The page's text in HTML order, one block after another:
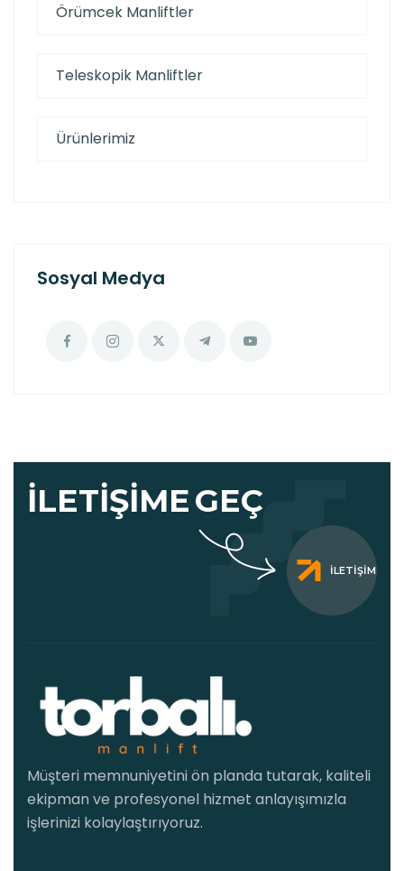
Örümcek Manliftler
Teleskopik Manliftler
Ürünlerimiz
Sosyal Medya
İLETIŞIMEGEÇ
İLETIŞIM
Müşteri memnuniyetini ön planda tutarak, kaliteli
ekipman ve profesyonel hizmet anlayışımızla
işlerinizi kolaylaştırıyoruz.